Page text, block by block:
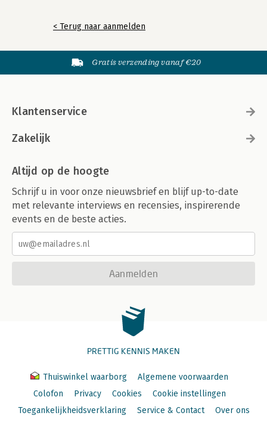
< Terug naar aanmelden
Gratis verzending vanaf €20
Klantenservice
Zakelijk
Altijd op de hoogte
Schrijf u in voor onze nieuwsbrief en blijf up-to-date
met relevante interviews en recensies, inspirerende
events en de beste acties.
Aanmelden
PRETTIG KENNIS MAKEN
Thuiswinkel waarborg
Algemene voorwaarden
Colofon
Privacy Cookies
Cookie instellingen
Toegankelijkheidsverklaring
Service & Contact Over ons